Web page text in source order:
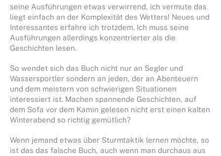
seine Ausführungen etwas verwirrend, ich vermute das
liegt einfach an der Komplexität des Wetters! Neues und
Interessantes erfahre ich trotzdem. Ich muss seine
Ausführungen allerdings konzentrierter als die
Geschichten lesen.
So wendet sich das Buch nicht nur an Segler und
Wassersportler sondern an jeden, der an Abenteuern
und dem meistern von schwierigen Situationen
interessiert ist. Machen spannende Geschichten, auf
dem Sofa vor dem Kamin gelesen nicht erst einen kalten
Winterabend so richtig gemütlich?
Wenn jemand etwas über Sturmtaktik lernen möchte, so
ist das das falsche Buch, auch wenn man durchaus aus